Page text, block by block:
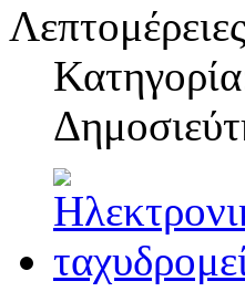
Λεπτομέρειες